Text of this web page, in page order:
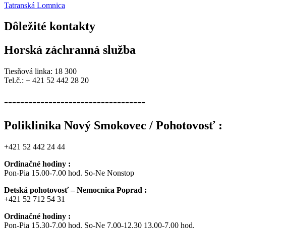
Tatranská Lomnica
Dôležité kontakty
Horská záchranná služba
Tiesňová linka: 18 300
Tel.č.: + 421 52 442 28 20
-----------------------------------
Poliklinika Nový Smokovec / Pohotovosť :
+421 52 442 24 44
Ordinačné hodiny :
Pon-Pia 15.00-7.00 hod. So-Ne Nonstop
Detská pohotovosť – Nemocnica Poprad :
+421 52 712 54 31
Ordinačné hodiny :
Pon-Pia 15.30-7.00 hod. So-Ne 7.00-12.30 13.00-7.00 hod.